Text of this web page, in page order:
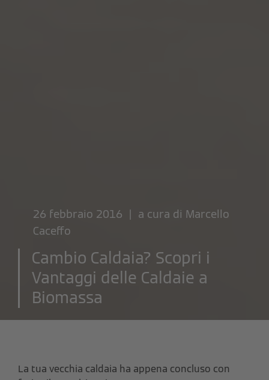
26 febbraio 2016 | a cura di Marcello
Caceffo
Cambio Caldaia? Scopri i
Vantaggi delle Caldaie a
Biomassa
La tua vecchia caldaia ha appena concluso con